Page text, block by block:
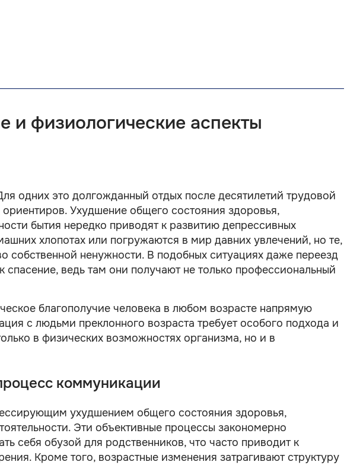
физиологические аспекты
одних это долгожданный отдых после десятилетий трудовой
Ухудшение общего состояния здоровья,
бытия нередко приводят к развитию депрессивных
хлопотах или погружаются в мир давних увлечений, но те,
собственной ненужности. В подобных ситуациях даже переезд
ведь там они получают не только профессиональный
благополучие человека в любом возрасте напрямую
с людьми преклонного возраста требует особого подхода и
в физических возможностях организма, но и в
коммуникации
ухудшением общего состояния здоровья,
Эти объективные процессы закономерно
себя обузой для родственников, что часто приводит к
Кроме того, возрастные изменения затрагивают структуру